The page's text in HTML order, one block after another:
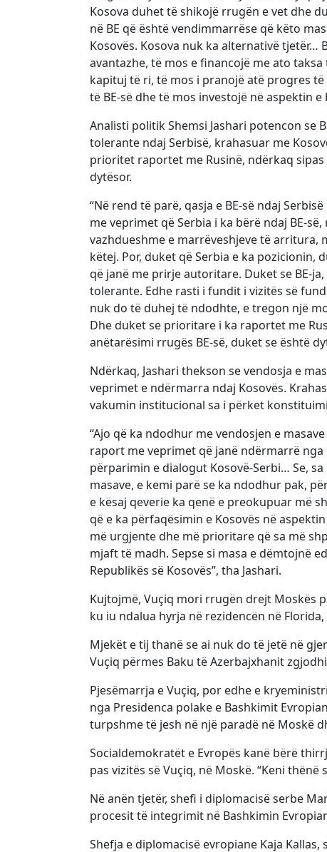
Kosova duhet të shikojë rrugën e vet dhe
në BE që është vendimmarrëse që këto
Kosovës. Kosova nuk ka alternativë tjetër…
avantazhe, të mos e financojë me ato
kapituj të ri, të mos i pranojë atë progres
të BE-së dhe të mos investojë në aspektin e
Analisti politik Shemsi Jashari potencon se
tolerante ndaj Serbisë, krahasuar me
prioritet raportet me Rusinë, ndërkaq
dytësor.
“Në rend të parë, qasja e BE-së ndaj
me veprimet që Serbia i ka bërë ndaj BE-
vazhdueshme e marrëveshjeve të arritura,
këtej. Por, duket që Serbia e ka
që janë me prirje autoritare. Duket se BE-
tolerante. Edhe rasti i fundit i vizitës së
nuk do të duhej të ndodhte, e tregon një
Dhe duket se prioritare i ka raportet me
anëtarësimi rrugës BE-së, duket se është
Ndërkaq, Jashari thekson se vendosja e
veprimet e ndërmarra ndaj Kosovës.
vakumin institucional sa i përket
“Ajo që ka ndodhur me vendosjen e
raport me veprimet që janë ndërmarrë
përparimin e dialogut Kosovë-Serbi… Se,
masave, e kemi parë se ka ndodhur pak,
e kësaj qeverie ka qenë e preokupuar më
që e ka përfaqësimin e Kosovës në
më urgjente dhe më prioritare që sa më
mjaft të madh. Sepse si masa e dëmtojnë
Republikës së Kosovës”, tha Jashari.
Kujtojmë, Vuçiq mori rrugën drejt Moskës
ku iu ndalua hyrja në rezidencën në
Mjekët e tij thanë se ai nuk do të jetë në
Vuçiq përmes Baku të Azerbajxhanit
Pjesëmarrja e Vuçiq, por edhe e
nga Presidenca polake e Bashkimit
turpshme të jesh në një paradë në Moskë
Socialdemokratët e Evropës kanë bërë
pas vizitës së Vuçiq, në Moskë. “Keni
Në anën tjetër, shefi i diplomacisë serbe
procesit të integrimit në Bashkimin
Shefja e diplomacisë evropiane Kaja